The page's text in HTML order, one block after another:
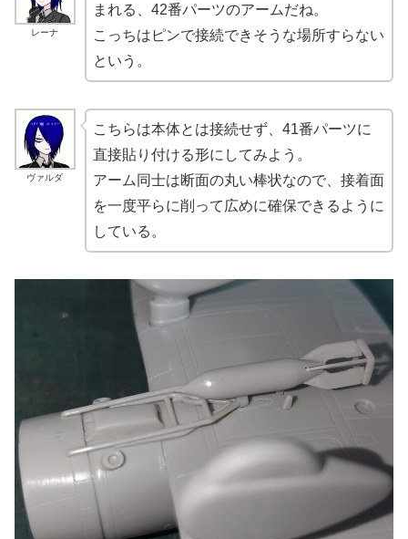
レーナ
まれる、42番パーツのアームだね。
こっちはピンで接続できそうな場所すらない
という。
ヴァルダ
こちらは本体とは接続せず、41番パーツに
直接貼り付ける形にしてみよう。
アーム同士は断面の丸い棒状なので、接着面
を一度平らに削って広めに確保できるように
している。